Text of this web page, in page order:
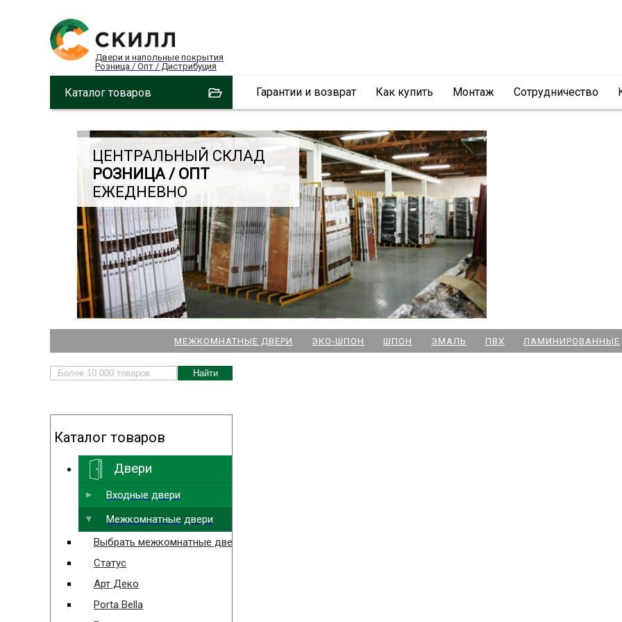
Двери и напольные покрытия
Розница / Опт / Дистрибуция
Каталог товаров Гарантии и возврат Как купить Монтаж Сотрудничество
ЦЕНТРАЛЬНЫЙ СКЛАД
РОЗНИЦА / ОПТ
ЕЖЕДНЕВНО
НАШИ МАГАЗИНЫ
ДВЕРЕЙ И ПАРКЕТА
м. Новочеркасская
м. Парк Победы
Выбрать ближайший
МЕЖКОМНАТНЫЕ ДВЕРИ ЭКО-ШПОН ШПОН ЭМАЛЬ ПВХ ЛАМИНИРОВАННЫЕ
Каталог товаров
Двери
Входные двери
Межкомнатные двери
Выбрать межкомнатные двери
Статус
Арт Деко
Porta Bella